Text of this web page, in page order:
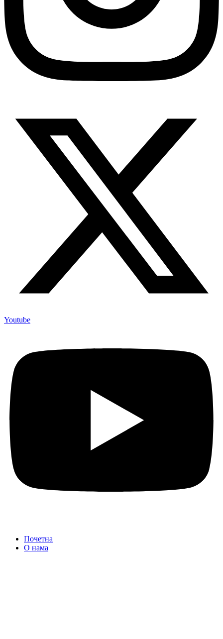
Youtube
Почетна
О нама